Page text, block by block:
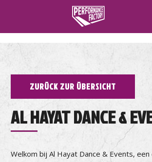
ZURÜCK ZUR ÜBERSICHT
AL HAYAT DANCE &
Welkom bij Al Hayat Dance & Events,